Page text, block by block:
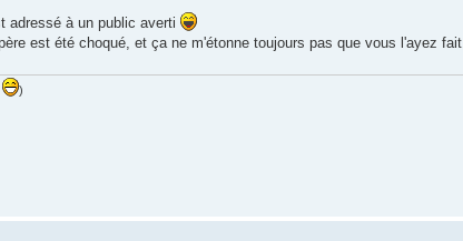
adressé à un public averti
est été choqué, et ça ne m'étonne toujours pas que vous l'ayez fait.
)